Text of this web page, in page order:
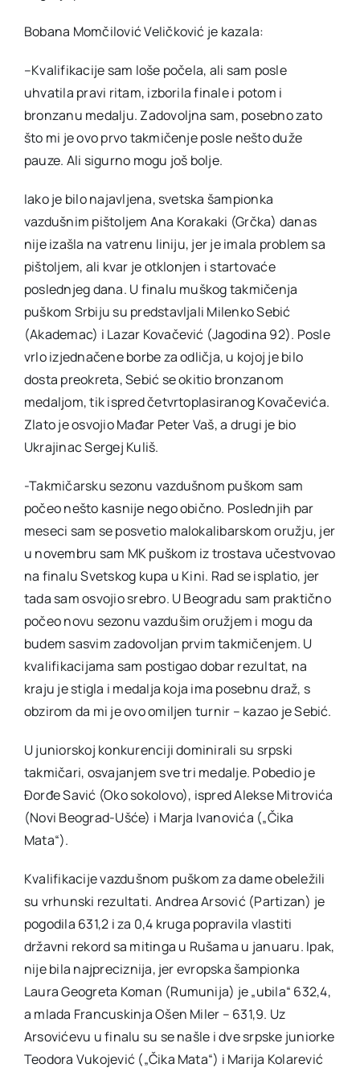
Bobana Momčilović Veličković je kazala:
–Kvalifikacije sam loše počela, ali sam posle
uhvatila pravi ritam, izborila finale i potom i
bronzanu medalju. Zadovoljna sam, posebno zato
što mi je ovo prvo takmičenje posle nešto duže
pauze. Ali sigurno mogu još bolje.
Iako je bilo najavljena, svetska šampionka
vazdušnim pištoljem Ana Korakaki (Grčka) danas
nije izašla na vatrenu liniju, jer je imala problem sa
pištoljem, ali kvar je otklonjen i startovaće
poslednjeg dana. U finalu muškog takmičenja
puškom Srbiju su predstavljali Milenko Sebić
(Akademac) i Lazar Kovačević (Jagodina 92). Posle
vrlo izjednačene borbe za odličja, u kojoj je bilo
dosta preokreta, Sebić se okitio bronzanom
medaljom, tik ispred četvrtoplasiranog Kovačevića.
Zlato je osvojio Mađar Peter Vaš, a drugi je bio
Ukrajinac Sergej Kuliš.
-Takmičarsku sezonu vazdušnom puškom sam
počeo nešto kasnije nego obično. Poslednjih par
meseci sam se posvetio malokalibarskom oružju, jer
u novembru sam MK puškom iz trostava učestvovao
na finalu Svetskog kupa u Kini. Rad se isplatio, jer
tada sam osvojio srebro. U Beogradu sam praktično
počeo novu sezonu vazdušim oružjem i mogu da
budem sasvim zadovoljan prvim takmičenjem. U
kvalifikacijama sam postigao dobar rezultat, na
kraju je stigla i medalja koja ima posebnu draž, s
obzirom da mi je ovo omiljen turnir – kazao je Sebić.
U juniorskoj konkurenciji dominirali su srpski
takmičari, osvajanjem sve tri medalje. Pobedio je
Đorđe Savić (Oko sokolovo), ispred Alekse Mitrovića
(Novi Beograd-Ušće) i Marja Ivanovića („Čika
Mata“).
Kvalifikacije vazdušnom puškom za dame obeležili
su vrhunski rezultati. Andrea Arsović (Partizan) je
pogodila 631,2 i za 0,4 kruga popravila vlastiti
državni rekord sa mitinga u Rušama u januaru. Ipak,
nije bila najpreciznija, jer evropska šampionka
Laura Geogreta Koman (Rumunija) je „ubila“ 632,4,
a mlada Francuskinja Ošen Miler – 631,9. Uz
Arsovićevu u finalu su se našle i dve srpske juniorke
Teodora Vukojević („Čika Mata“) i Marija Kolarević